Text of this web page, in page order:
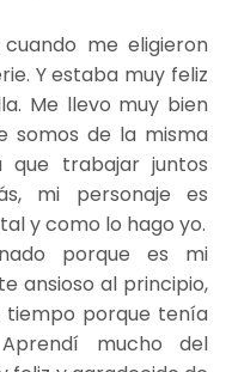
me eligieron
Y estaba muy feliz
Me llevo muy bien
somos de la misma
que trabajar juntos
mi personaje es
y como lo hago yo.
porque es mi
ansioso al principio,
tiempo porque tenía
mucho del